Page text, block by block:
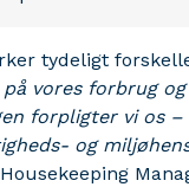
tydeligt
vores forbrug
forpligter vi os
og